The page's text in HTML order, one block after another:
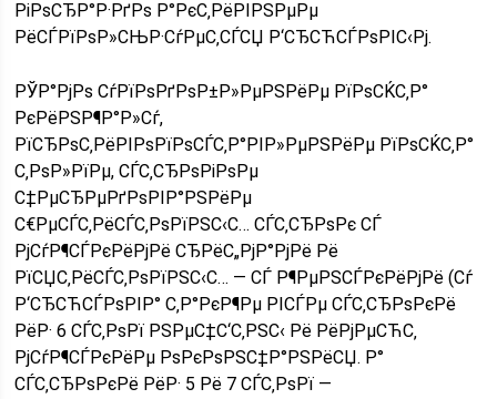
РіРѕСЂР°Р·РґРѕ Р°РєС‚РёРІРЅРµРµ
РёСЃРїРѕР»СЊР·СѓРµС‚СЃСЏ Р‘СЂСЋСЃРѕРІС‹Рј.
РЎР°РјРѕ СѓРїРѕРґРѕР±Р»РµРЅРёРµ РїРѕСЌС‚Р°
РєРёРЅР¶Р°Р»Сѓ,
РїСЂРѕС‚РёРІРѕРїРѕСЃС‚Р°РІР»РµРЅРёРµ РїРѕСЌС‚Р°
С‚РѕР»РїРµ, СЃС‚СЂРѕРіРѕРµ
С‡РµСЂРµРґРѕРІР°РЅРёРµ
С€РµСЃС‚РёСЃС‚РѕРїРЅС‹С… СЃС‚СЂРѕРє СЃ
РјСѓР¶СЃРєРёРјРё СЂРёС„РјР°РјРё Рё
РїСЏС‚РёСЃС‚РѕРїРЅС‹С… — СЃ Р¶РµРЅСЃРєРёРјРё (Сѓ
Р‘СЂСЋСЃРѕРІР° С‚Р°РєР¶Рµ РІСЃРµ СЃС‚СЂРѕРєРё
РёР· 6 СЃС‚РѕРї РЅРµС‡С‘С‚РЅС‹ Рё РёРјРµСЋС‚
РјСѓР¶СЃРєРёРµ РѕРєРѕРЅС‡Р°РЅРёСЏ. Р°
СЃС‚СЂРѕРєРё РёР· 5 Рё 7 СЃС‚РѕРї —